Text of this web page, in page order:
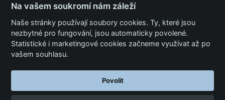
© 2010-2021 Copyright Motolevel. Všechna práva
vyhrazena.
3696
Na vašem soukromí nám záleží
Naše stránky používají soubory cookies. Ty, které jsou
nezbytné pro fungování, jsou automaticky povolené.
Statistické i marketingové cookies začneme využívat až po
vašem souhlasu.
Povolit